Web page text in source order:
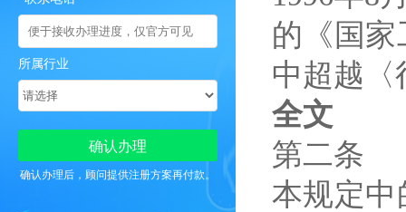
所属行业
确认办理后，顾问提供注册方案再付款。
的《国
中超越〈
全文
第二条
本规定中